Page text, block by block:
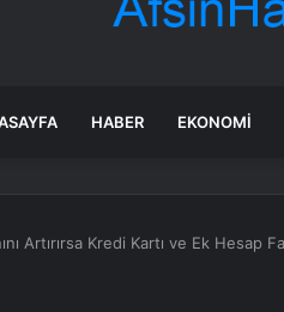
HABER EKONOMI
Artırırsa Kredi Kartı ve Ek Hesap